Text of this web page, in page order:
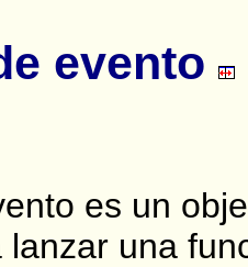
evento
es un
una